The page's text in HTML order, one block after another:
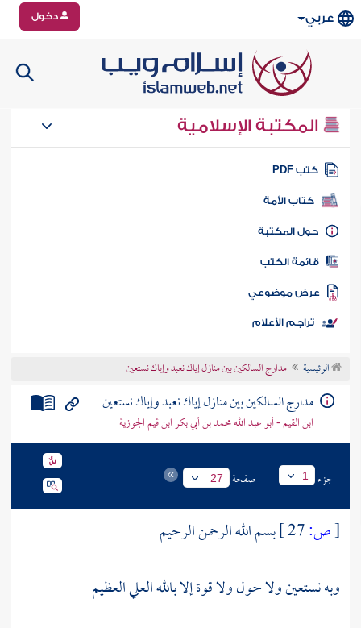
عربي دخول
المكتبة الإسلامية
كتب PDF
كتاب الأمة
المكتبة
الكتب
موضوعي
تراجم الأعلام
الرئيسية مدارج السالكين بين منازل إياك نعبد وإياك نستعين
مدارج السالكين بين منازل إياك نعبد وإياك نستعين
ابن القيم - أبو عبد الله محمد بن أبي بكر ابن قيم الجوزية
جزء 1 صفحة 27
[ص:
بسم الله الرحمن الرحيم
وبه نستعين ولا حول ولا قوة إلا بالله العلي العظيم